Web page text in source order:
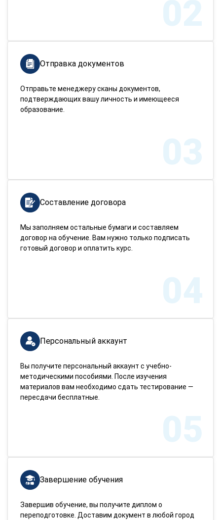
02
Отправка документов
Отправьте менеджеру сканы документов,
подтверждающих вашу личность и имеющееся
образование.
03
Составление договора
Мы заполняем остальные бумаги и составляем
договор на обучение. Вам нужно только подписать
готовый договор и оплатить курс.
04
Персональный аккаунт
Вы получите персональный аккаунт с учебно-
методическими пособиями. После изучения
материалов вам необходимо сдать тестирование —
пересдачи бесплатные.
05
Завершение обучения
Завершив обучение, вы получите диплом о
переподготовке. Доставим документ в любой город